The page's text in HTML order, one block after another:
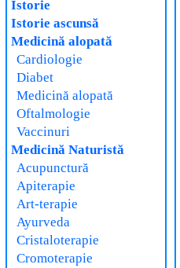
Istorie
Istorie ascunsă
Medicină alopată
Cardiologie
Diabet
Medicină alopată
Oftalmologie
Vaccinuri
Medicină Naturistă
Acupunctură
Apiterapie
Art-terapie
Ayurveda
Cristaloterapie
Cromoterapie